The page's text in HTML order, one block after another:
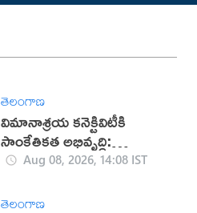
తెలంగాణ
విమానాశ్రయ కనెక్టివిటీకి
సాంకేతికత అభివృద్ధి:
రామ్మోహన్ నాయుడు
Aug 08, 2026, 14:08 IST
తెలంగాణ